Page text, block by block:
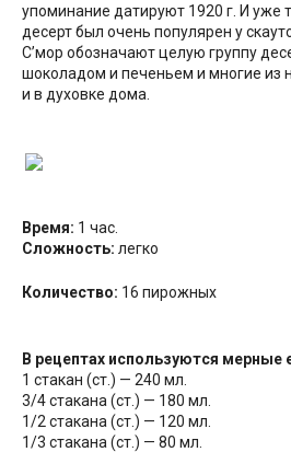
упоминание датируют 1920 г. И уже
десерт был очень популярен у
С’мор обозначают целую группу
шоколадом и печеньем и многие из
и в духовке дома.
Время: 1 час.
Сложность: легко
Количество: 16 пирожных
В рецептах используются
1 стакан (ст.) — 240 мл.
3/4 стакана (ст.) — 180 мл.
1/2 стакана (ст.) — 120 мл.
1/3 стакана (ст.) — 80 мл.